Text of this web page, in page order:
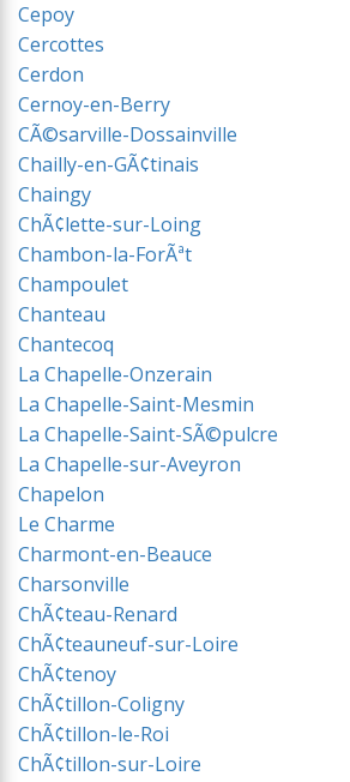
Cepoy
Cercottes
Cerdon
Cernoy-en-Berry
CÃ©sarville-Dossainville
Chailly-en-GÃ¢tinais
Chaingy
ChÃ¢lette-sur-Loing
Chambon-la-ForÃªt
Champoulet
Chanteau
Chantecoq
La Chapelle-Onzerain
La Chapelle-Saint-Mesmin
La Chapelle-Saint-SÃ©pulcre
La Chapelle-sur-Aveyron
Chapelon
Le Charme
Charmont-en-Beauce
Charsonville
ChÃ¢teau-Renard
ChÃ¢teauneuf-sur-Loire
ChÃ¢tenoy
ChÃ¢tillon-Coligny
ChÃ¢tillon-le-Roi
ChÃ¢tillon-sur-Loire